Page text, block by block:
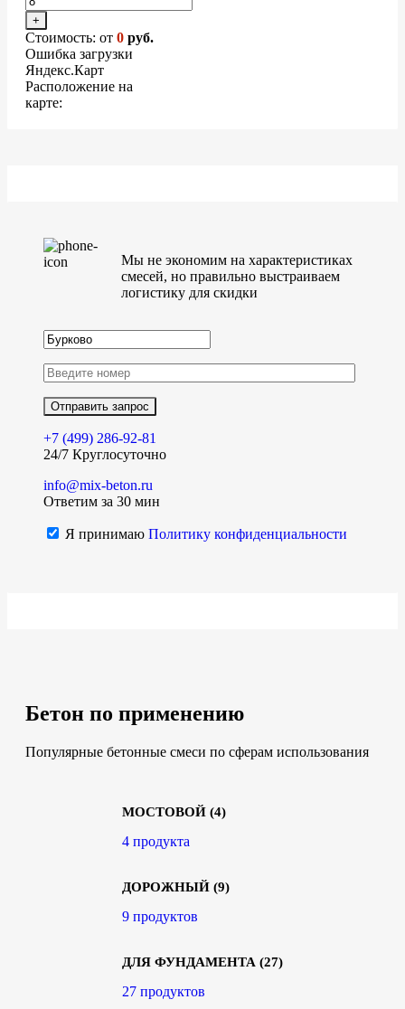
+
Стоимость: от 0 руб.
Ошибка загрузки
Яндекс.Карт
Расположение на
карте:
Мы не экономим на характеристиках
смесей, но правильно выстраиваем
логистику для скидки
+7 (499) 286-92-81
24/7 Круглосуточно
info@mix-beton.ru
Ответим за 30 мин
Я принимаю Политику конфиденциальности
Бетон по применению
Популярные бетонные смеси по сферам использования
МОСТОВОЙ (4)
4 продукта
ДОРОЖНЫЙ (9)
9 продуктов
ДЛЯ ФУНДАМЕНТА (27)
27 продуктов